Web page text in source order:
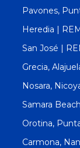
Pavones,
Heredia |
San José |
Grecia,
Nosara,
Samara
Orotina,
Carmona,